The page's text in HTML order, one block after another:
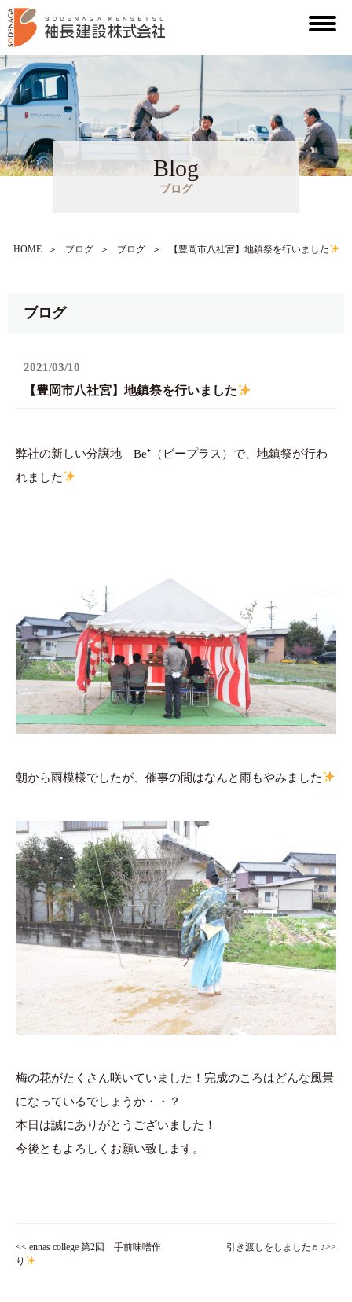
Blog
ブログ
HOME ＞ ブログ ＞ ブログ ＞ 【豊岡市八社宮】地鎮祭を行いました
ブログ
2021/03/10
【豊岡市八社宮】地鎮祭を行いました
弊社の新しい分譲地 Be⁺（ビープラス）で、地鎮祭が行わ
れました
朝から雨模様でしたが、催事の間はなんと雨もやみました
梅の花がたくさん咲いていました！完成のころはどんな風景
になっているでしょうか・・？
本日は誠にありがとうございました！
今後ともよろしくお願い致します。
<< ennas college 第2回 手前味噌作
り
引き渡しをしました♬♪>>